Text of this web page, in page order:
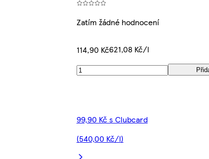
Zatím žádné hodnocení
114,90 Kč621,08 Kč/l
99,90 Kč s Clubcard
(540,00 Kč/l)